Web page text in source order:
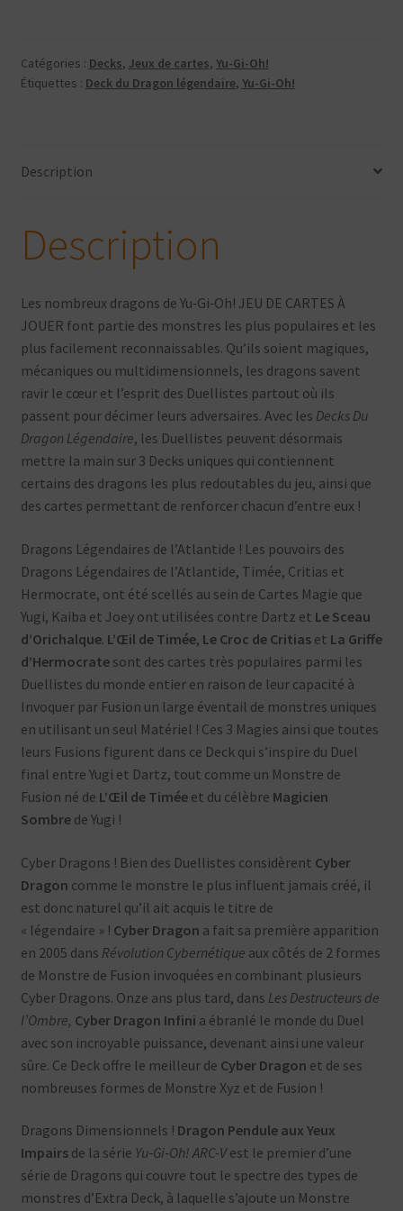
Deck
du
Version
Catégories : Decks, Jeux de cartes, Yu-Gi-Oh!
Étiquettes : Deck du Dragon légendaire, Yu-Gi-Oh!
Description
Description
Les nombreux dragons de Yu‑Gi‑Oh! JEU DE CARTES À
JOUER font partie des monstres les plus populaires et les
plus facilement reconnaissables. Qu’ils soient magiques,
mécaniques ou multidimensionnels, les dragons savent
ravir le cœur et l’esprit des Duellistes partout où ils
passent pour décimer leurs adversaires. Avec les Decks Du
Dragon Légendaire, les Duellistes peuvent désormais
mettre la main sur 3 Decks uniques qui contiennent
certains des dragons les plus redoutables du jeu, ainsi que
des cartes permettant de renforcer chacun d’entre eux !
Dragons Légendaires de l’Atlantide ! Les pouvoirs des
Dragons Légendaires de l’Atlantide, Timée, Critias et
Hermocrate, ont été scellés au sein de Cartes Magie que
Yugi, Kaiba et Joey ont utilisées contre Dartz et Le Sceau
d’Orichalque. L’Œil de Timée, Le Croc de Critias et La Griffe
d’Hermocrate sont des cartes très populaires parmi les
Duellistes du monde entier en raison de leur capacité à
Invoquer par Fusion un large éventail de monstres uniques
en utilisant un seul Matériel ! Ces 3 Magies ainsi que toutes
leurs Fusions figurent dans ce Deck qui s’inspire du Duel
final entre Yugi et Dartz, tout comme un Monstre de
Fusion né de L’Œil de Timée et du célèbre Magicien
Sombrede Yugi !
Cyber Dragons ! Bien des Duellistes considèrent Cyber
Dragon comme le monstre le plus influent jamais créé, il
est donc naturel qu’il ait acquis le titre de
« légendaire » ! Cyber Dragon a fait sa première apparition
en 2005 dans Révolution Cybernétique aux côtés de 2 formes
de Monstre de Fusion invoquées en combinant plusieurs
Cyber Dragons. Onze ans plus tard, dans Les Destructeurs de
l’Ombre, Cyber Dragon Infini a ébranlé le monde du Duel
avec son incroyable puissance, devenant ainsi une valeur
sûre. Ce Deck offre le meilleur de Cyber Dragon et de ses
nombreuses formes de Monstre Xyz et de Fusion !
Dragons Dimensionnels ! Dragon Pendule aux Yeux
Impairsde la série Yu‑Gi‑Oh! ARC-Vest le premier d’une
série de Dragons qui couvre tout le spectre des types de
monstres d’Extra Deck, à laquelle s’ajoute un Monstre